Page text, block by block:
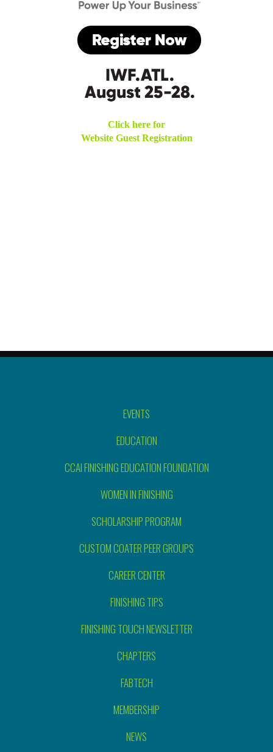
Click here for
Website Guest Registration
EVENTS
EDUCATION
CCAI FINISHING EDUCATION FOUNDATION
WOMEN IN FINISHING
SCHOLARSHIP PROGRAM
CUSTOM COATER PEER GROUPS
CAREER CENTER
FINISHING TIPS
FINISHING TOUCH NEWSLETTER
CHAPTERS
FABTECH
MEMBERSHIP
NEWS